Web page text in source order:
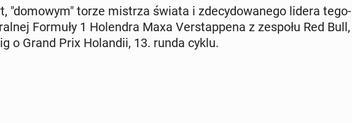
"domowym" torze mistrza świata i zde­cy­do­wa­ne­go lidera te­go­
Formuły 1 Ho­len­dra Maxa Ver­stap­pe­na z zespołu Red Bull,
o Grand Prix Ho­lan­dii, 13. runda cyklu.